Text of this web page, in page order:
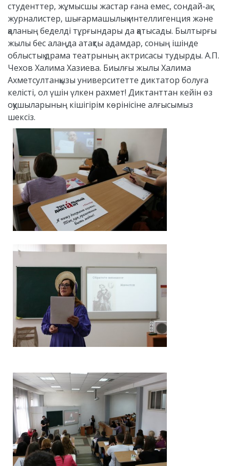
студенттер, жұмысшы жастар ғана емес, сондай-ақ
журналистер, шығармашылық интеллигенция және
қаланың беделді тұрғындары да қатысады. Былтырғы
жылы бес алаңда атақты адамдар, соның ішінде
облыстық драма театрының актрисасы тудырды. А.П.
Чехов Халима Хазиева. Биылғы жылы Халима
Ахметсултанқызы университетте диктатор болуға
келісті, ол үшін үлкен рахмет! Диктанттан кейін өз
оқушыларының кішігірім көрінісіне алғысымыз
шексіз.